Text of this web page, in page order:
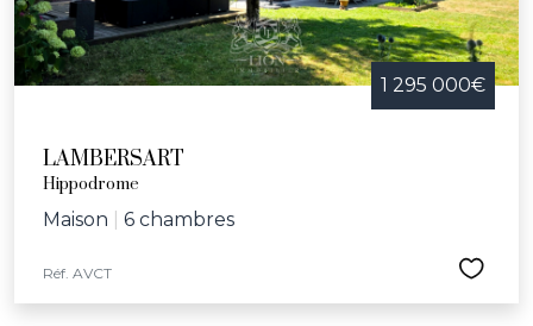
1 295 000€
LAMBERSART
Hippodrome
Maison 6 chambres
Réf. AVCT